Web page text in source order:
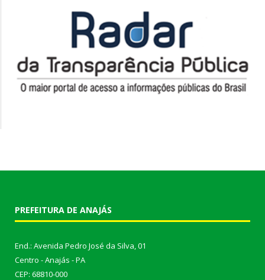
PREFEITURA DE ANAJÁS
End.: Avenida Pedro José da Silva, 01
Centro - Anajás - PA
CEP: 68810-000